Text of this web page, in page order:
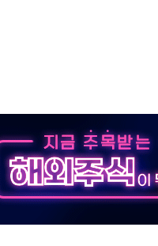
숨져
페널티' 22개 과제 손본다
·1명 실종
시민 연대로 목소리 내야"
숨진 채 발견
연설서 신경전 고조